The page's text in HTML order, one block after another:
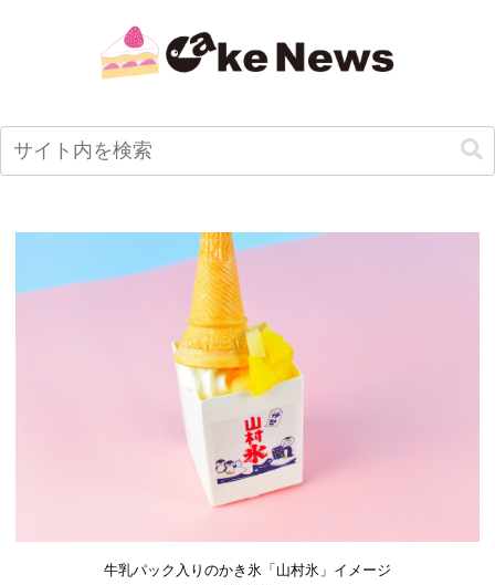
牛乳パック入りのかき氷「山村氷」イメージ